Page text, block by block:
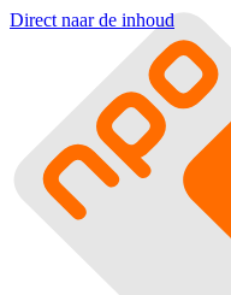
Direct naar de inhoud